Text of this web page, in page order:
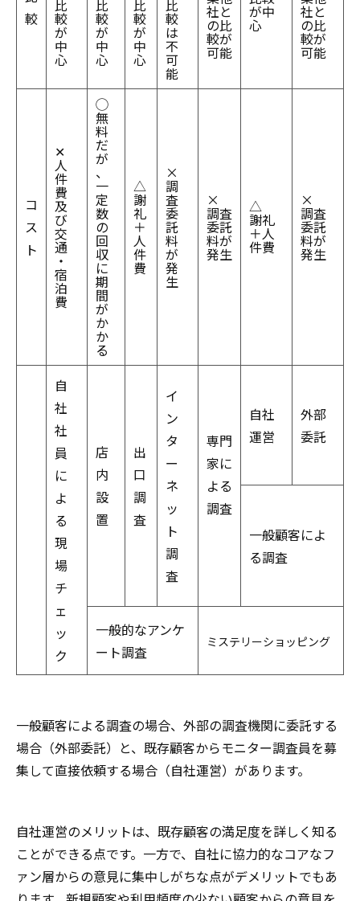
較
比
較
が
中
心
比
較
が
中
心
比
較
が
中
心
比
較
は
不
可
能
社と
の比
較が
可能
が中
心
社と
の比
較が
可能
コ
ス
ト
✕
人
件
費
及
び
交
通
・
宿
泊
費
◯
無
料
だ
が
、
一
定
数
の
回
収
に
期
間
が
か
か
る
△
謝
礼
＋
人
件
費
×
調
査
委
託
料
が
発
生
×
調査
委託
料が
発生
△
謝礼
＋人
件費
×
調査
委託
料が
発生
自
社
社
員
に
よ
る
現
場
チ
ェ
ッ
ク
店
内
設
置
出
口
調
査
イ
ン
タ
ー
ネ
ッ
ト
調
査
専門
家に
よる
調査
自社
運営
外部
委託
一般顧客によ
る調査
一般的なアンケ
ート調査
ミステリーショッピング
一般顧客による調査の場合、外部の調査機関に委託する
場合（外部委託）と、既存顧客からモニター調査員を募
集して直接依頼する場合（自社運営）があります。
自社運営のメリットは、既存顧客の満足度を詳しく知る
ことができる点です。一方で、自社に協力的なコアなフ
ァン層からの意見に集中しがちな点がデメリットでもあ